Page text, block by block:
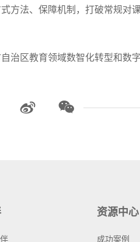
方法、保障机制，打破常规对
治区教育领域数智化转型和数字
资源中心
成功案例